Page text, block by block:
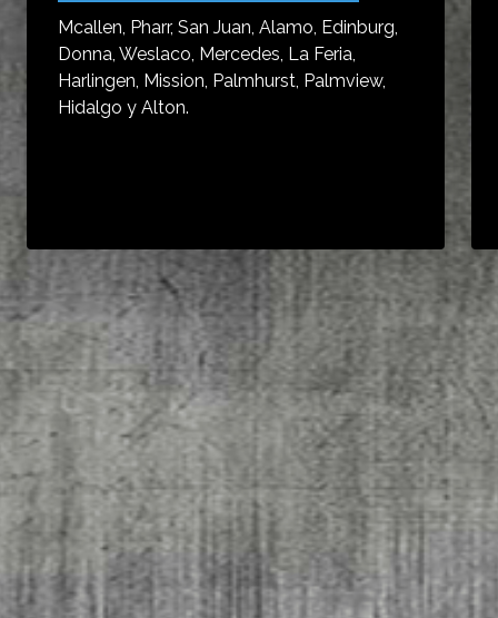
Mcallen, Pharr, San Juan, Alamo, Edinburg,
Donna, Weslaco, Mercedes, La Feria,
Harlingen, Mission, Palmhurst, Palmview,
Hidalgo y Alton.